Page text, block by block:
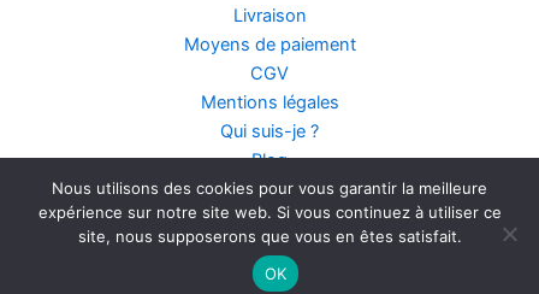
Livraison
Moyens de paiement
CGV
Mentions légales
Qui suis-je ?
Blog
Contact
Points de vente
Copyright © 2026 Bio Phyto Shop
Nous utilisons des cookies pour vous garantir la meilleure
expérience sur notre site web. Si vous continuez à utiliser ce
site, nous supposerons que vous en êtes satisfait.
OK